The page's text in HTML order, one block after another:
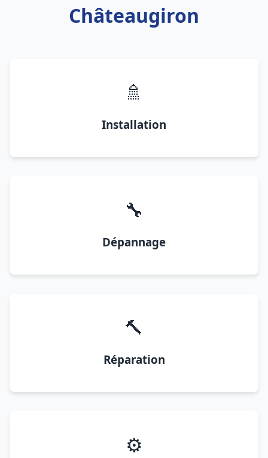
Châteaugiron
🚿
Installation
🔧
Dépannage
🔨
Réparation
⚙️